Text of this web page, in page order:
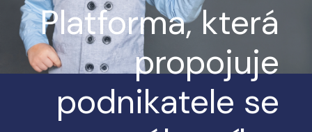
Platforma, která
propojuje
podnikatele se